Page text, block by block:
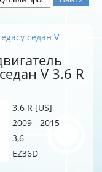
седан V
V 3.6 R
3.6 R [US]
2009 - 2015
3,6
EZ36D